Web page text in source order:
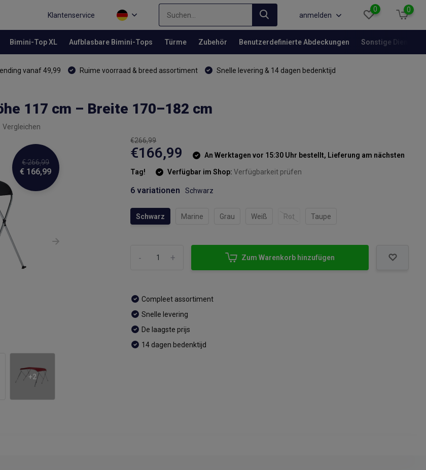
Klantenservice anmelden
0 0
Bimini-Top XL Aufblasbare Bimini-Tops Türme Zubehör Benutzerdefinierte Abdeckungen Sonstige
vanaf 49,99 Ruime voorraad & breed assortiment Snelle levering & 14 dagen bedenktijd
117 cm – Breite 170–182 cm
Vergleichen
€ 266,99
€ 166,99
+2
€266,99
€166,99 An Werktagen vor 15:30 Uhr bestellt, Lieferung am nächsten
Tag! Verfügbar im Shop:Verfügbarkeit prüfen
6 variationen Schwarz
Schwarz Marine Grau Weiß Rot Taupe
+
- Zum Warenkorb hinzufügen
Compleet assortiment
Snelle levering
De laagste prijs
14 dagen bedenktijd